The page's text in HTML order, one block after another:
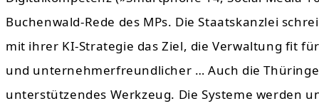
Buchenwald-Rede des MPs. Die Staatskanzlei
mit ihrer KI-Strategie das Ziel, die Verwaltung fit
und unternehmerfreundlicher … Auch die
unterstützendes Werkzeug. Die Systeme werden